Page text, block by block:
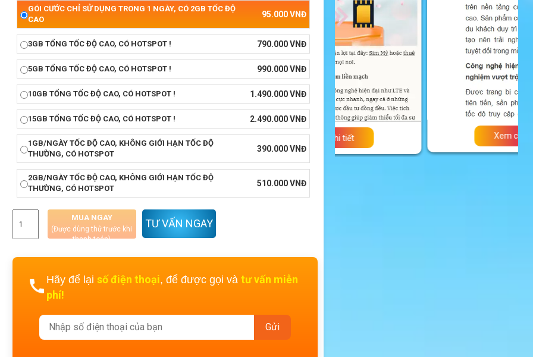
GÓI CƯỚC CHỈ SỬ DỤNG TRONG 1 NGÀY, CÓ 2GB TỐC ĐỘ
CAO
95.000VNĐ
3GB TỔNG TỐC ĐỘ CAO, CÓ HOTSPOT ! 790.000VNĐ
5GB TỔNG TỐC ĐỘ CAO, CÓ HOTSPOT ! 990.000VNĐ
10GB TỔNG TỐC ĐỘ CAO, CÓ HOTSPOT ! 1.490.000VNĐ
15GB TỔNG TỐC ĐỘ CAO, CÓ HOTSPOT ! 2.490.000VNĐ
1GB/NGÀY TỐC ĐỘ CAO, KHÔNG GIỚI HẠN TỐC ĐỘ
THƯỜNG, CÓ HOTSPOT
390.000VNĐ
2GB/NGÀY TỐC ĐỘ CAO, KHÔNG GIỚI HẠN TỐC ĐỘ
THƯỜNG, CÓ HOTSPOT
510.000VNĐ
MUA NGAY
(Được dùng thử trước khi
thanh toán)
TƯ VẤN NGAY
Hãy để lạisố điện thoại, để được gọi vàtư vấn miễn
phí!
Xem chi tiết Xem chi tiết